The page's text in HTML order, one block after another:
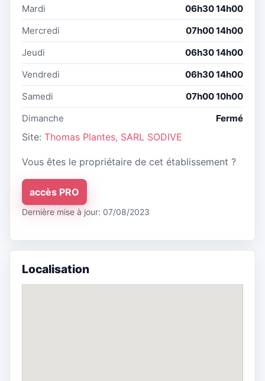
Mardi
06h30 14h00
Mercredi
07h00 14h00
Jeudi
06h30 14h00
Vendredi
06h30 14h00
Samedi
07h00 10h00
Dimanche
Fermé
Site: Thomas Plantes, SARL SODIVE
Vous êtes le propriétaire de cet établissement ?
accès PRO
Dernière mise à jour: 07/08/2023
Localisation